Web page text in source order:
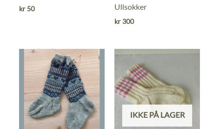
ut
kr50
0
ut
Ullsokker
kr 300
IKKE PÅ LAGER